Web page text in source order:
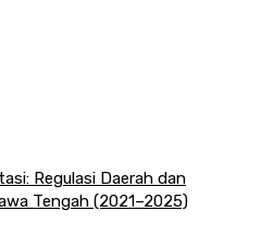
Regulasi Daerah dan
Tengah (2021–2025)